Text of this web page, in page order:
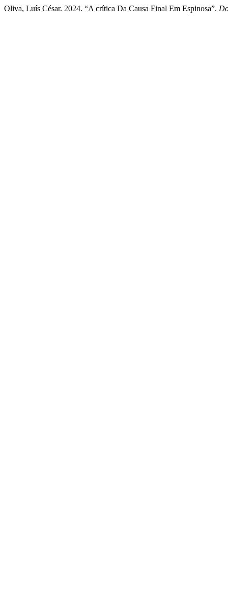
Oliva, Luís César. 2024. “A crítica Da Causa Final Em Espinosa”.